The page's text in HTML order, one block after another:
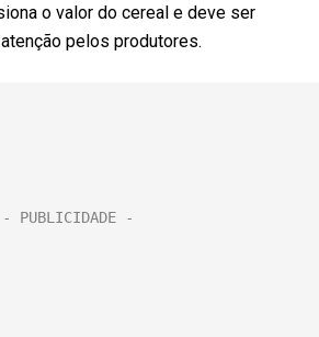
o valor do cereal e deve ser
pelos produtores.